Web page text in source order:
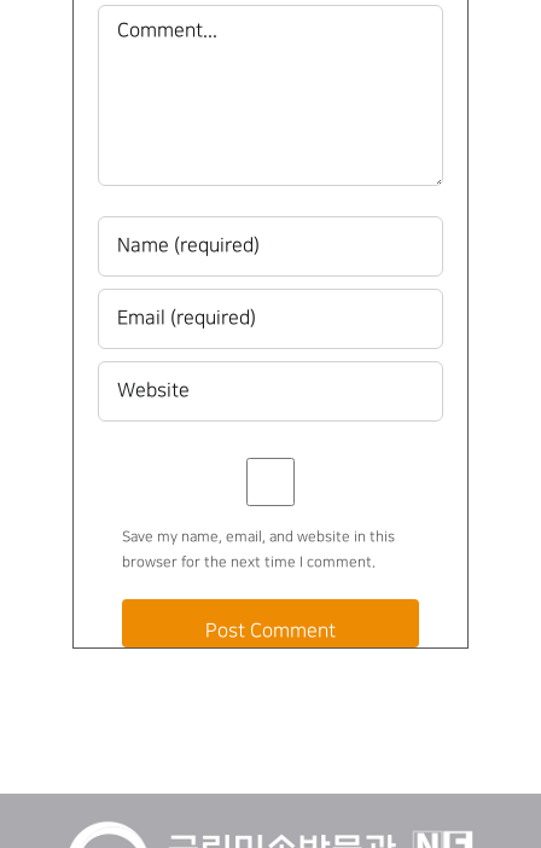
Comment
Save my name, email, and website in this
browser for the next time I comment.